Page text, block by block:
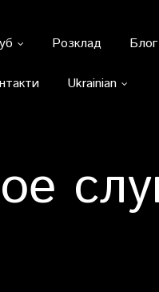
Розклад Блог
Ukrainian